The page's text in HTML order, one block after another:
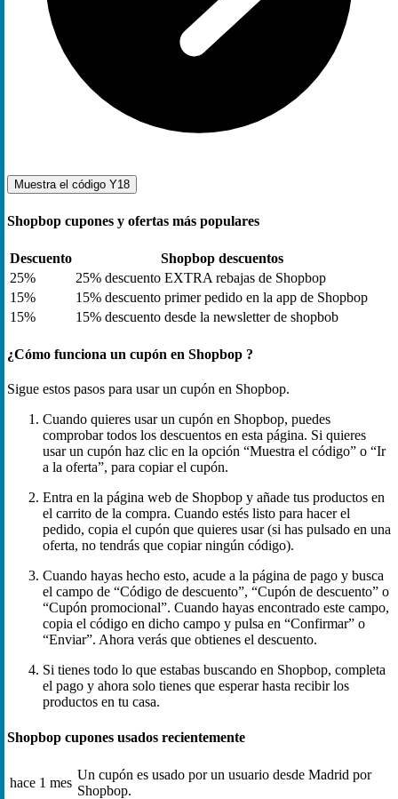
Muestra el código Y18
Shopbop cupones y ofertas más populares
Descuento
Shopbop descuentos
25%
25% descuento EXTRA rebajas de Shopbop
15%
15% descuento primer pedido en la app de Shopbop
15%
15% descuento desde la newsletter de shopbob
¿Cómo funciona un cupón en Shopbop ?
Sigue estos pasos para usar un cupón en Shopbop.
Cuando quieres usar un cupón en Shopbop, puedes
comprobar todos los descuentos en esta página. Si quieres
usar un cupón haz clic en la opción “Muestra el código” o “Ir
a la oferta”, para copiar el cupón.
Entra en la página web de Shopbop y añade tus productos en
el carrito de la compra. Cuando estés listo para hacer el
pedido, copia el cupón que quieres usar (si has pulsado en una
oferta, no tendrás que copiar ningún código).
Cuando hayas hecho esto, acude a la página de pago y busca
el campo de “Código de descuento”, “Cupón de descuento” o
“Cupón promocional”. Cuando hayas encontrado este campo,
copia el código en dicho campo y pulsa en “Confirmar” o
“Enviar”. Ahora verás que obtienes el descuento.
Si tienes todo lo que estabas buscando en Shopbop, completa
el pago y ahora solo tienes que esperar hasta recibir los
productos en tu casa.
Shopbop cupones usados recientemente
hace 1 mes
Un cupón es usado por un usuario desde Madrid por
Shopbop.